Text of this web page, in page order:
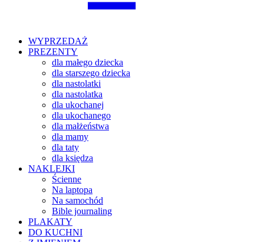
WYPRZEDAŻ
PREZENTY
dla małego dziecka
dla starszego dziecka
dla nastolatki
dla nastolatka
dla ukochanej
dla ukochanego
dla małżeństwa
dla mamy
dla taty
dla księdza
NAKLEJKI
Ścienne
Na laptopa
Na samochód
Bible journaling
PLAKATY
DO KUCHNI